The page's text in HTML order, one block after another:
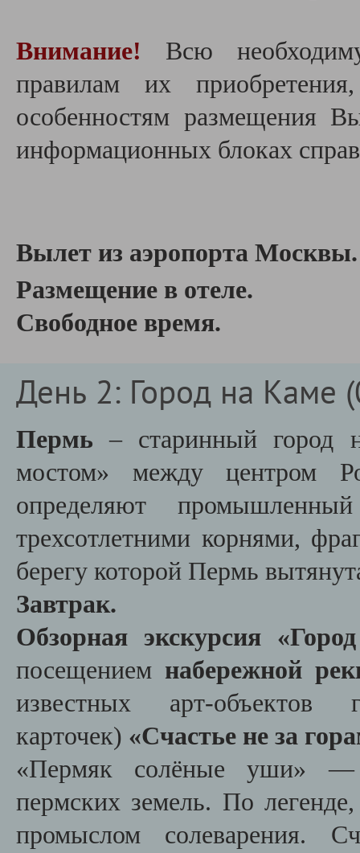
Внимание!
Всю
правилам их
особенностям размещения
информационных блоках
Вылет из аэропорта
Размещение в отеле.
Свободное время.
День 2: Город на Каме
Пермь– старинный город
мостом» между центром
определяют
трехсотлетними корнями,
берегу которой Пермь
Завтрак.
Обзорная экскурсия
посещением набережной
известных арт-
карточек) «Счастье не за
«Пермяк солёные уши» —
пермских земель. По
промыслом солеварения.